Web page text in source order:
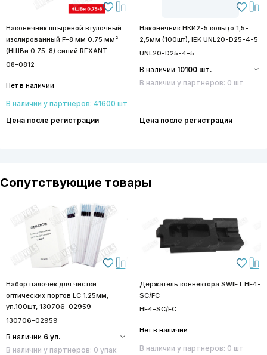
Наконечник штыревой втулочный
изолированный F-8 мм 0.75 мм²
(НШВи 0.75-8) синий REXANT
08-0812
Нет в наличии
В наличии у партнеров: 41600 шт
Цена после регистрации
Наконечник НКИ2-5 кольцо 1,5-
2,5мм (100шт), IEK UNL20-D25-4-5
UNL20-D25-4-5
В наличии 10100 шт.
В наличии у партнеров: 0 шт
Цена после регистрации
Сопутствующие товары
Набор палочек для чистки
оптических портов LC 1.25мм,
уп.100шт, 130706-02959
130706-02959
В наличии 6 уп.
В наличии у партнеров: 0 упак
Держатель коннектора SWIFT HF4-
SC/FC
HF4-SC/FC
Нет в наличии
В наличии у партнеров: 0 шт